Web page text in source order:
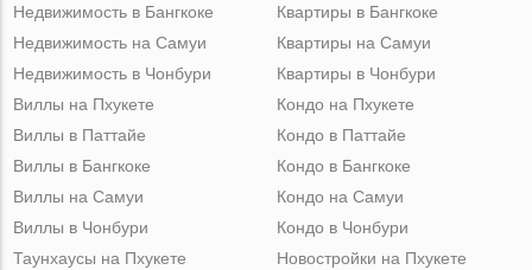
Недвижимость в Бангкоке
Недвижимость на Самуи
Недвижимость в Чонбури
Квартиры в Бангкоке
Квартиры на Самуи
Квартиры в Чонбури
Виллы на Пхукете
Виллы в Паттайе
Виллы в Бангкоке
Виллы на Самуи
Виллы в Чонбури
Кондо на Пхукете
Кондо в Паттайе
Кондо в Бангкоке
Кондо на Самуи
Кондо в Чонбури
Таунхаусы на Пхукете
Новостройки на Пхукете